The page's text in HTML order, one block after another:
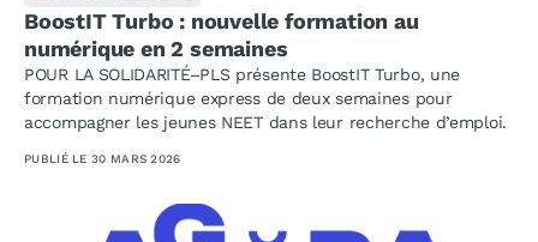
BoostIT Turbo : nouvelle formation au
numérique en 2 semaines
POUR LA SOLIDARITÉ–PLS présente BoostIT Turbo, une
formation numérique express de deux semaines pour
accompagner les jeunes NEET dans leur recherche d’emploi.
PUBLIÉ LE 30 MARS 2026